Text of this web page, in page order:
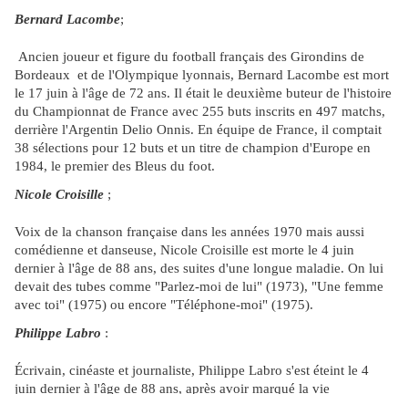
Bernard Lacombe;
Ancien joueur et figure du football français des Girondins de
Bordeaux et de l'Olympique lyonnais, Bernard Lacombe est mort
le 17 juin à l'âge de 72 ans. Il était le deuxième buteur de l'histoire
du Championnat de France avec 255 buts inscrits en 497 matchs,
derrière l'Argentin Delio Onnis. En équipe de France, il comptait
38 sélections pour 12 buts et un titre de champion d'Europe en
1984, le premier des Bleus du foot.
Nicole Croisille ;
Voix de la chanson française dans les années 1970 mais aussi
comédienne et danseuse, Nicole Croisille est morte le 4 juin
dernier à l'âge de 88 ans, des suites d'une longue maladie. On lui
devait des tubes comme "Parlez-moi de lui" (1973), "Une femme
avec toi" (1975) ou encore "Téléphone-moi" (1975).
Philippe Labro :
Écrivain, cinéaste et journaliste, Philippe Labro s'est éteint le 4
juin dernier à l'âge de 88 ans, après avoir marqué la vie